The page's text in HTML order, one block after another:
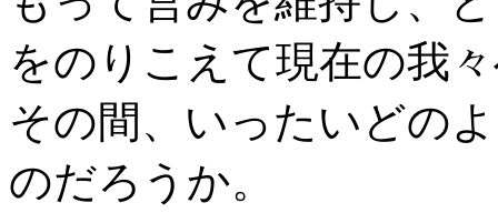
をのりこえて現在の我
その間、いったいどの
のだろうか。